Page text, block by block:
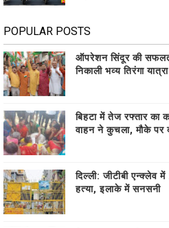
POPULAR POSTS
ऑपरेशन सिंदूर की
निकाली भव्य तिरंगा यात्रा
बिहटा में तेज रफ्तार का
वाहन ने कुचला, मौके पर
दिल्ली: जीटीबी एन्क्लेव
हत्या, इलाके में सनसनी